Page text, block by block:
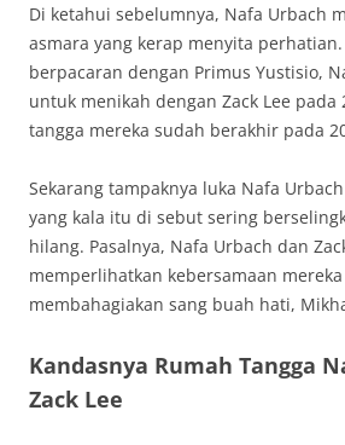
Di ketahui sebelumnya, Nafa Urbach
asmara yang kerap menyita
berpacaran dengan Primus Yustisio,
untuk menikah dengan Zack Lee
tangga mereka sudah berakhir pada
Sekarang tampaknya luka Nafa
yang kala itu di sebut sering
hilang. Pasalnya, Nafa Urbach dan
memperlihatkan kebersamaan
membahagiakan sang buah hati,
Kandasnya Rumah Tangga
Zack Lee